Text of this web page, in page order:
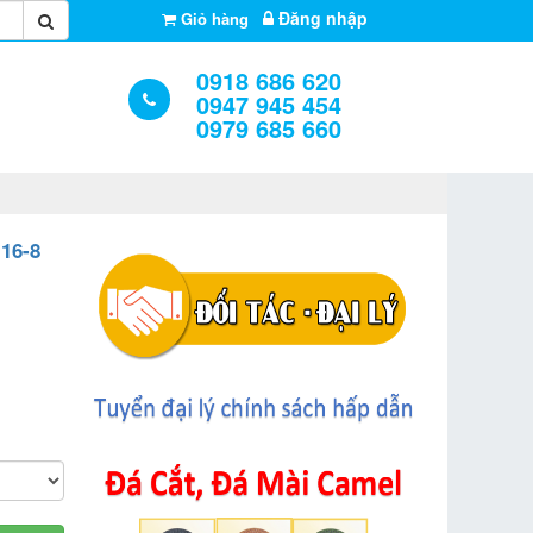
Giỏ hàng Đăng nhập
0918 686 620
0947 945 454
0979 685 660
8